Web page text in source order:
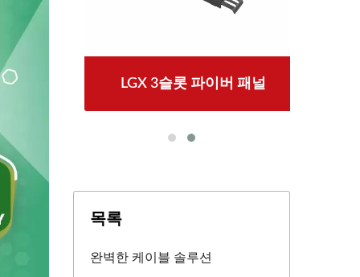
LGX 3슬롯 파이버 패널
목록
완벽한 케이블 솔루션